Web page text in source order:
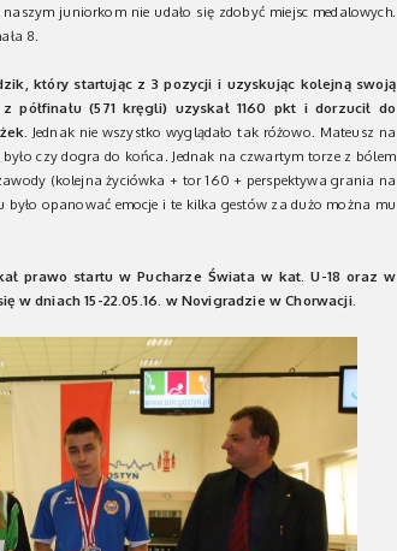
juniorkom nie udało się zdobyć miejsc medalowych.
8.
który startując z 3 pozycji i uzyskując kolejną swoją
(571 kręgli) uzyskał 1160 pkt i dorzucił do
Jednak nie wszystko wyglądało tak różowo. Mateusz na
czy dogra do końca. Jednak na czwartym torze z bólem
(kolejna życiówka + tor 160 + perspektywa grania na
opanować emocje i te kilka gestów za dużo można mu
prawo startu w Pucharze Świata w kat. U-18 oraz w
w dniach 15-22.05.16. w Novigradzie w Chorwacji.